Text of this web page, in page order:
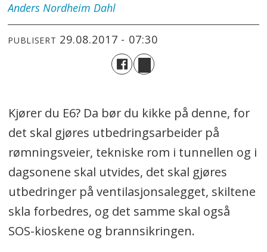
Anders Nordheim Dahl
PUBLISERT 29.08.2017 - 07:30
Kjører du E6? Da bør du kikke på denne, for
det skal gjøres utbedringsarbeider på
rømningsveier, tekniske rom i tunnellen og i
dagsonene skal utvides, det skal gjøres
utbedringer på ventilasjonsalegget, skiltene
skla forbedres, og det samme skal også
SOS-kioskene og brannsikringen.